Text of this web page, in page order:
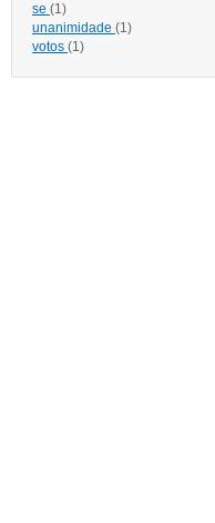
se (1)
unanimidade (1)
votos (1)